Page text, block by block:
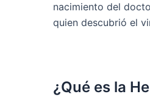
nacimiento del
quien descubrió el
¿Qué es la